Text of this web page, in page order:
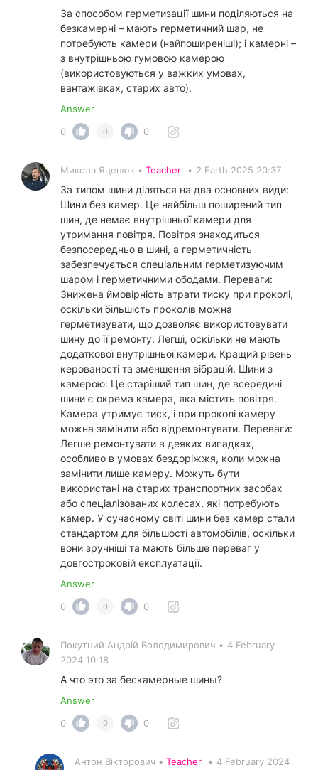
За способом герметизації шини поділяються на
безкамерні – мають герметичний шар, не
потребують камери (найпоширеніші); і камерні –
з внутрішньою гумовою камерою
(використовуються у важких умовах,
вантажівках, старих авто).
Answer
0
0 0
Микола Яценюк • Teacher • 2 Farth 2025 20:37
За типом шини діляться на два основних види:
Шини без камер. Це найбільш поширений тип
шин, де немає внутрішньої камери для
утримання повітря. Повітря знаходиться
безпосередньо в шині, а герметичність
забезпечується спеціальним герметизуючим
шаром і герметичними ободами. Переваги:
Знижена ймовірність втрати тиску при проколі,
оскільки більшість проколів можна
герметизувати, що дозволяє використовувати
шину до її ремонту. Легші, оскільки не мають
додаткової внутрішньої камери. Кращий рівень
керованості та зменшення вібрацій. Шини з
камерою: Це старіший тип шин, де всередині
шини є окрема камера, яка містить повітря.
Камера утримує тиск, і при проколі камеру
можна замінити або відремонтувати. Переваги:
Легше ремонтувати в деяких випадках,
особливо в умовах бездоріжжя, коли можна
замінити лише камеру. Можуть бути
використані на старих транспортних засобах
або спеціалізованих колесах, які потребують
камер. У сучасному світі шини без камер стали
стандартом для більшості автомобілів, оскільки
вони зручніші та мають більше переваг у
довгостроковій експлуатації.
Answer
0
0 0
Покутний Андрiй Володимирович • 4 February
2024 10:18
А что это за бескамерные шины?
Answer
0
0 0
Антон Вікторович • Teacher • 4 February 2024